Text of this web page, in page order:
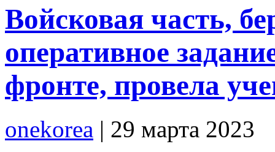
Войсковая часть,
оперативное
фронте, провела
onekorea | 29 марта 2023